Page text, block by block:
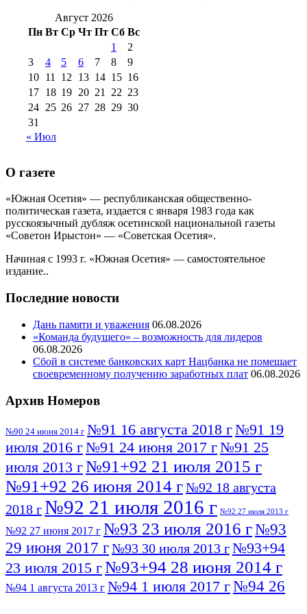
2016 г(12) №99 8 июля 2014 г
августа 2012 г(11)
августа 2013 г
(12)
Август 2026
Пн Вт Ср Чт Пт Сб Вс
1
2
3
4 5 6 7 8
9
10 11 12 13 14 15 16
17 18 19 20 21 22 23
24 25 26 27 28 29 30
31
« Июл
О газете
«Южная Осетия» — республиканская общественно-
политическая газета, издается с января 1983 года как
русскоязычный дубляж осетинской национальной газеты
«Советон Ирыстон» — «Советская Осетия».
Начиная с 1993 г. «Южная Осетия» — самостоятельное
издание..
Последние новости
Дань памяти и уважения 06.08.2026
«Команда будущего» – возможность для лидеров
06.08.2026
Сбой в системе банковских карт Нацбанка не помешает
своевременному получению заработных плат 06.08.2026
Архив Номеров
№90 24 июня 2014 г №91 16 августа 2018 г№91 19
июля 2016 г№91 24 июня 2017 г№91 25
июля 2013 г№91+92 21 июля 2015 г
№91+92 26 июня 2014 г№92 18 августа
2018 г№92 21 июля 2016 г №92 27 июля 2013 г
№92 27 июня 2017 г №93 23 июля 2016 г№93
29 июня 2017 г№93 30 июля 2013 г№93+94
23 июля 2015 г№93+94 28 июня 2014 г
№94 1 августа 2013 г №94 1 июля 2017 г№94 26